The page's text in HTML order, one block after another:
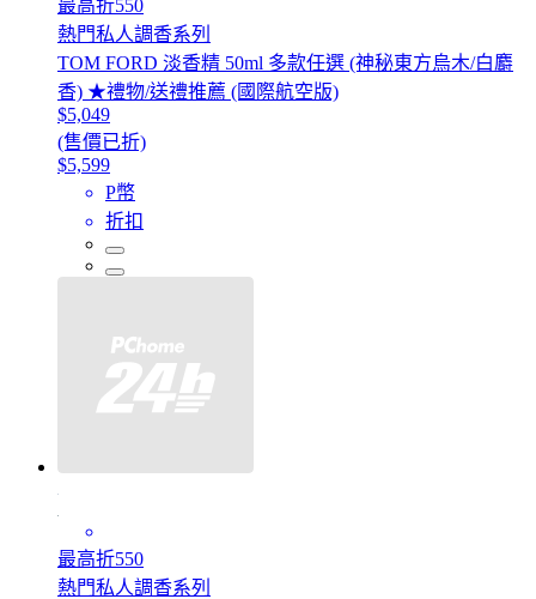
最高折550
熱門私人調香系列
TOM FORD 淡香精 50ml 多款任選 (神秘東方烏木/白麝
香) ★禮物/送禮推薦 (國際航空版)
$5,049
(售價已折)
$5,599
P幣
折扣
最高折550
熱門私人調香系列